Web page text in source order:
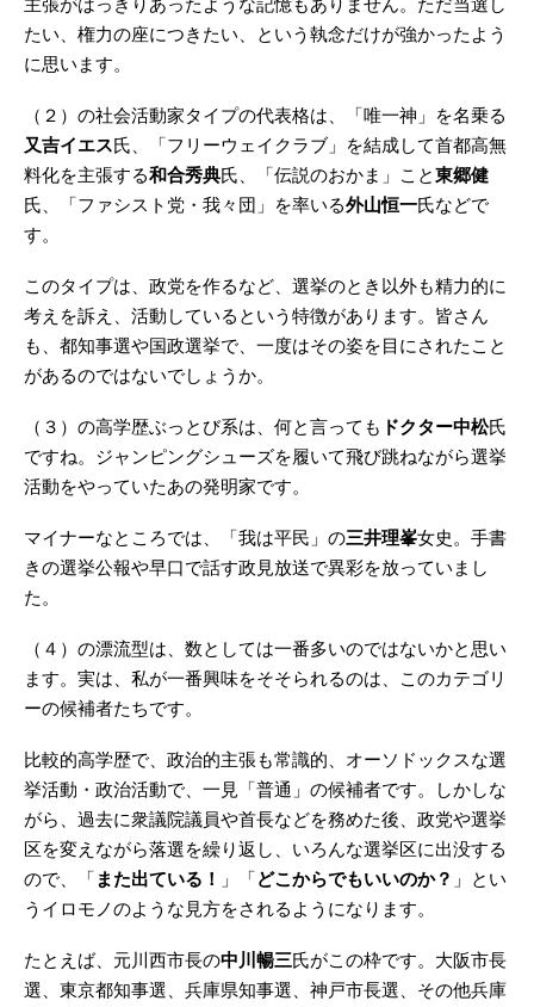
主張がはっきりあったような記憶もありません。ただ当選し
たい、権力の座につきたい、という執念だけが強かったよう
に思います。
（２）の社会活動家タイプの代表格は、「唯一神」を名乗る
又吉イエス氏、「フリーウェイクラブ」を結成して首都高無
料化を主張する和合秀典氏、「伝説のおかま」こと東郷健
氏、「ファシスト党・我々団」を率いる外山恒一氏などで
す。
このタイプは、政党を作るなど、選挙のとき以外も精力的に
考えを訴え、活動しているという特徴があります。皆さん
も、都知事選や国政選挙で、一度はその姿を目にされたこと
があるのではないでしょうか。
（３）の高学歴ぶっとび系は、何と言っても ドクター中松氏
ですね。ジャンピングシューズを履いて飛び跳ねながら選挙
活動をやっていたあの発明家です。
マイナーなところでは、「我は平民」の三井理峯女史。手書
きの選挙公報や早口で話す政見放送で異彩を放っていまし
た。
（４）の漂流型は、数としては一番多いのではないかと思い
ます。実は、私が一番興味をそそられるのは、このカテゴリ
ーの候補者たちです。
比較的高学歴で、政治的主張も常識的、オーソドックスな選
挙活動・政治活動で、一見「普通」の候補者です。しかしな
がら、過去に衆議院議員や首長などを務めた後、政党や選挙
区を変えながら落選を繰り返し、いろんな選挙区に出没する
ので、「 また出ている！ 」「どこからでもいいのか？ 」とい
うイロモノのような見方をされるようになります。
たとえば、元川西市長の中川暢三氏がこの枠です。大阪市長
選、東京都知事選、兵庫県知事選、神戸市長選、その他兵庫